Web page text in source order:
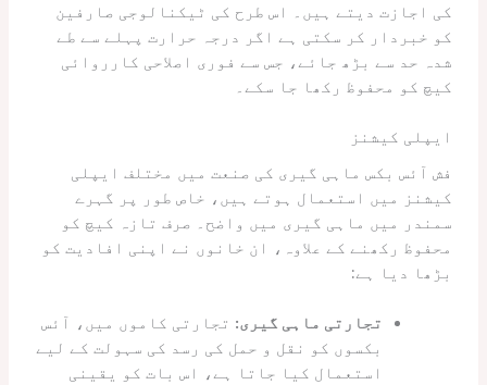
کی اجازت دیتے ہیں۔ اس طرح کی ٹیکنالوجی صارفین
کو خبردار کر سکتی ہے اگر درجہ حرارت پہلے سے طے
شدہ حد سے بڑھ جائے، جس سے فوری اصلاحی کارروائی
کیچ کو محفوظ رکھا جا سکے۔
ایپلی کیشنز
فش آئس بکس ماہی گیری کی صنعت میں مختلف ایپلی
کیشنز میں استعمال ہوتے ہیں، خاص طور پر گہرے
سمندر میں ماہی گیری میں واضح۔ صرف تازہ کیچ کو
محفوظ رکھنے کے علاوہ، ان خانوں نے اپنی افادیت کو
بڑھا دیا ہے:
تجارتی ماہی گیری: تجارتی کاموں میں، آئس
بکسوں کو نقل و حمل کی رسد کی سہولت کے لیے
استعمال کیا جاتا ہے، اس بات کو یقینی